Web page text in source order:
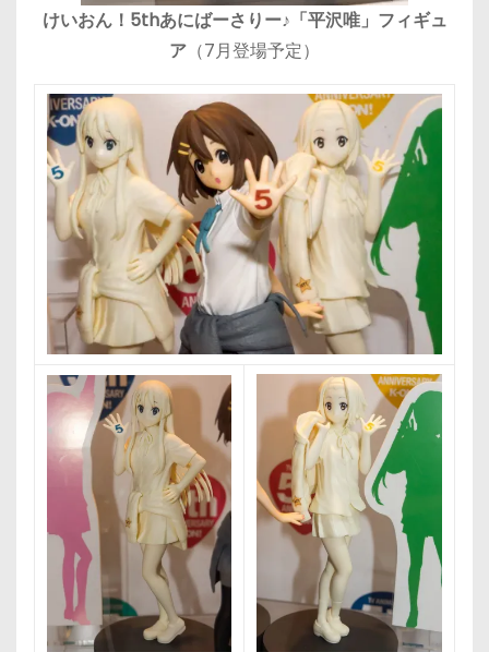
けいおん！5thあにばーさりー♪「平沢唯」フィギュ
ア （7月登場予定）